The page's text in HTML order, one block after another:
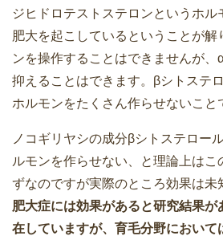
ジヒドロテストステロンというホル
肥大を起こしているということが解
ンを操作することはできませんが、
抑えることはできます。βシトステ
ホルモンをたくさん作らせないこと
ノコギリヤシの成分βシトステロー
ルモンを作らせない、と理論上はこ
ずなのですが実際のところ効果は未
肥大症には効果があると研究結果が
在していますが、育毛分野において